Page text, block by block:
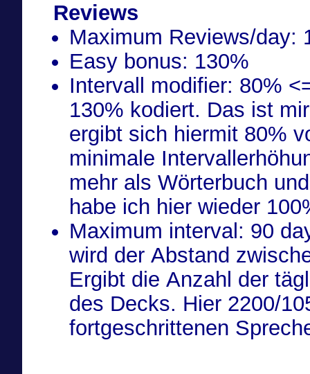
Reviews
Maximum Reviews/day:
Easy bonus: 130%
Intervall modifier: 80% <== Der minimale Ease ist fest auf
130% kodiert. Das ist
ergibt sich hiermit 80%
minimale
mehr als Wörterbuch
habe ich hier wieder
Maximum interval: 90 days <== WICHTIG,
wird der Abstand
Ergibt die Anzahl der
des Decks. Hier 2200/
fortgeschrittenen